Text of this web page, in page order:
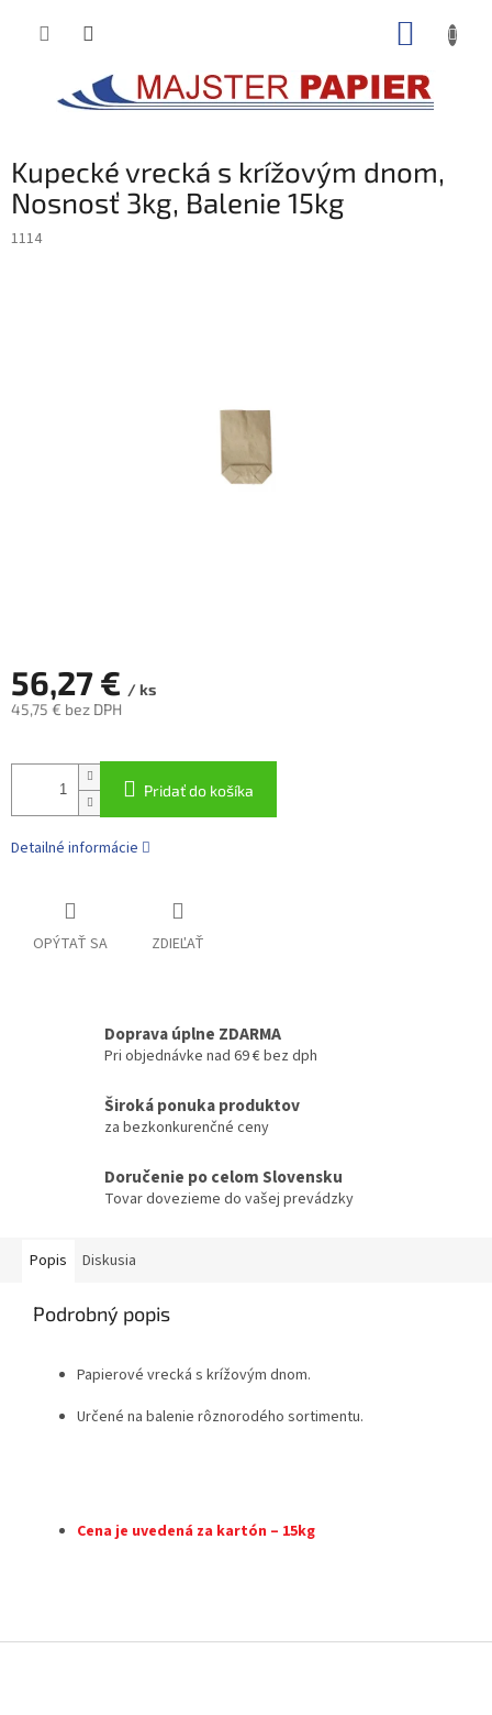
Kupecké vrecká s krížovým dnom,
Nosnosť 3kg, Balenie 15kg
1114
56,27 € / ks
45,75 € bez DPH
cena:
Pridať do košíka
Detailné informácie
OPÝTAŤ SA ZDIEĽAŤ
Doprava úplne ZDARMA
Pri objednávke nad 69 € bez dph
Široká ponuka produktov
za bezkonkurenčné ceny
Doručenie po celom Slovensku
Tovar dovezieme do vašej prevádzky
Popis Diskusia
Podrobný popis
Papierové vrecká s krížovým dnom.
Určené na balenie rôznorodého sortimentu.
Cena je uvedená za kartón – 15kg